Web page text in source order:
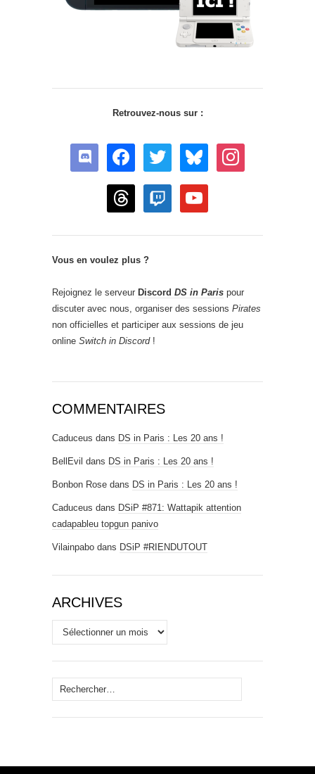
Retrouvez-nous sur :
discord facebook twitter bluesky instagram
threads twitch youtube
Vous en voulez plus ?
Rejoignez le serveur Discord DS in Paris pour
discuter avec nous, organiser des sessions Pirates
non officielles et participer aux sessions de jeu
online Switch in Discord!
COMMENTAIRES
Caduceus dans DS in Paris : Les 20 ans !
BellEvil dans DS in Paris : Les 20 ans !
Bonbon Rose dans DS in Paris : Les 20 ans !
Caduceus dans DSiP #871: Wattapik attention
cadapableu topgun panivo
Vilainpabo dans DSiP #RIENDUTOUT
ARCHIVES
Archives
Rechercher :